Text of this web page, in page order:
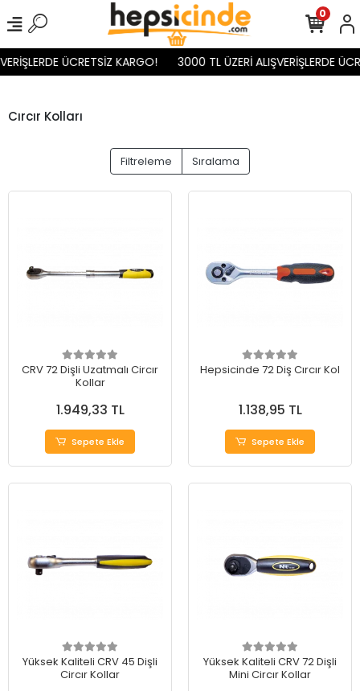
ÜCRETSİZ KARGO! 3000 TL ÜZERİ ALIŞVERİŞLERDE
0
Cırcır Kolları
Filtreleme Sıralama
CRV 72 Dişli Uzatmalı Circır
Kollar
1.949,33 TL
Sepete Ekle
Hepsicinde 72 Diş Cırcır Kol
1.138,95 TL
Sepete Ekle
Yüksek Kaliteli CRV 45 Dişli
Circır Kollar
Yüksek Kaliteli CRV 72 Dişli
Mini Circır Kollar